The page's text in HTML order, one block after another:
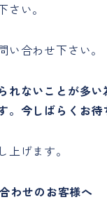
い。
合わせ下さい。
れないことが多
。今しばらくお待
げます。
わせのお客様へ